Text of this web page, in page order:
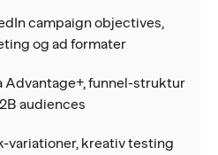
campaign objectives,
og ad formater
Advantage+, funnel-struktur
audiences
variationer, kreativ testing